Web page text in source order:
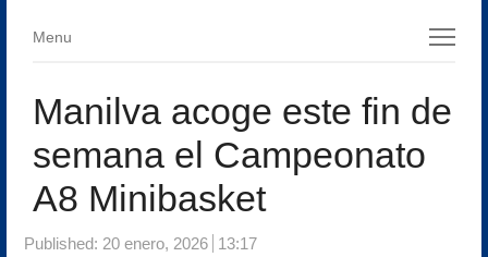
Menu
Menu
Manilva acoge este fin de
semana el Campeonato
A8 Minibasket
Published: 20 enero, 2026 13:17